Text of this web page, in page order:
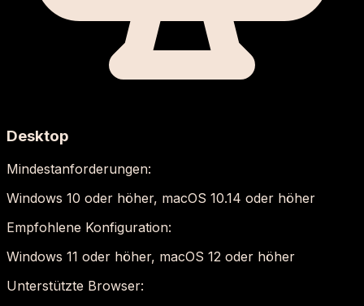
Desktop
Mindestanforderungen:
Windows 10 oder höher, macOS 10.14 oder höher
Empfohlene Konfiguration:
Windows 11 oder höher, macOS 12 oder höher
Unterstützte Browser: